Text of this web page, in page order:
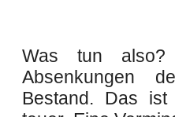
Was tun also?
Absenkungen
Bestand. Das